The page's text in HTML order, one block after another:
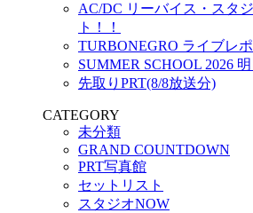
AC/DC リーバイス・スタ
ト！！
TURBONEGRO ライブレポ
SUMMER SCHOOL 2026 明
先取りPRT(8/8放送分)
CATEGORY
未分類
GRAND COUNTDOWN
PRT写真館
セットリスト
スタジオNOW